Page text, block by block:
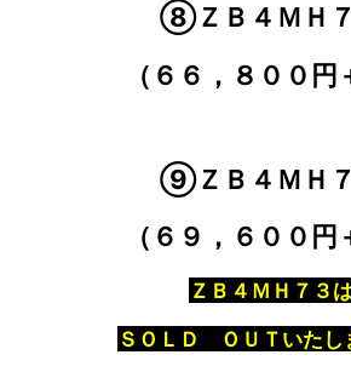
⑧ＺＢ４ＭＨ
（６６，８００円
⑨ＺＢ４ＭＨ
（６９，６００円
ＺＢ４ＭＨ７３は
ＳＯＬＤ ＯＵＴいたし